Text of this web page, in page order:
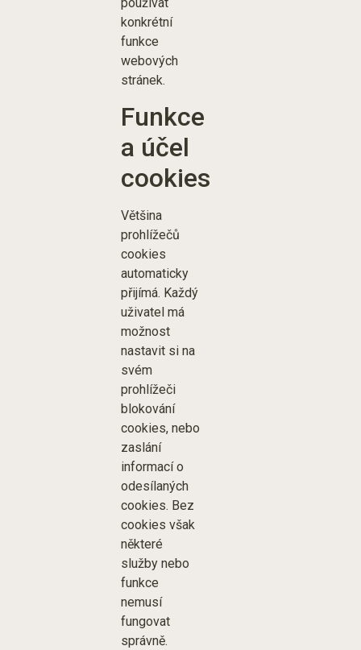
konkrétní
funkce
webových
stránek.
Funkce
a účel
cookies
Většina
prohlížečů
cookies
automaticky
přijímá. Každý
uživatel má
možnost
nastavit si na
svém
prohlížeči
blokování
cookies, nebo
zaslání
informací o
odesílaných
cookies. Bez
cookies však
některé
služby nebo
funkce
nemusí
fungovat
správně.